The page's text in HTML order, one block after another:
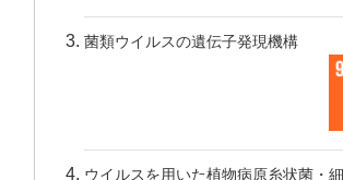
菌類ウイルスの遺伝子発現機構
ウイルスを用いた植物病原糸状菌・